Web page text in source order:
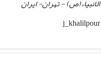
- تهران- ایران